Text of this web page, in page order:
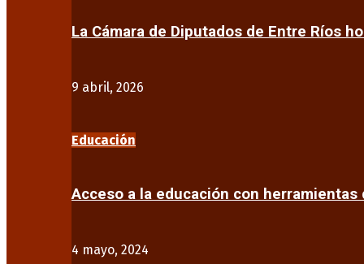
La Cámara de Diputados de Entre Ríos
9 abril, 2026
Educación
Acceso a la educación con
4 mayo, 2024